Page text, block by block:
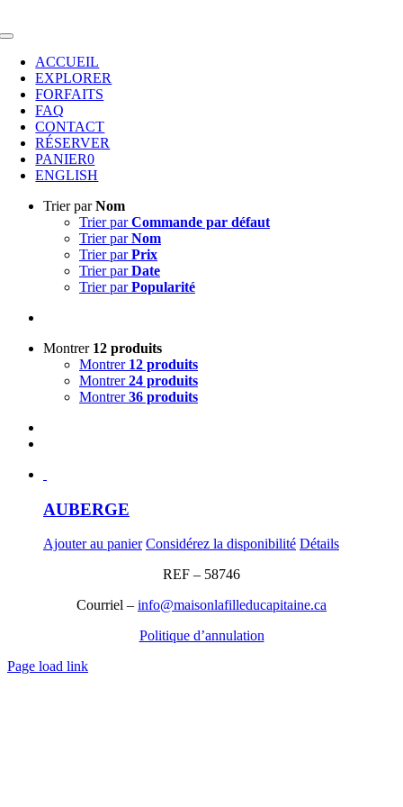
au
Toggle
NavigationACCUEIL
EXPLORER
FORFAITS
FAQ
CONTACT
RÉSERVER
PANIER0
ENGLISH
Trier parNom
Trier parCommande par défaut
Trier parNom
Trier parPrix
Trier parDate
Trier parPopularité
Montrer 12 produits
Montrer 12 produits
Montrer24 produits
Montrer36 produits
AUBERGE
Ajouter au panier Considérez la disponibilité Détails
REF – 58746
Courriel – info@maisonlafilleducapitaine.ca
Politique d’annulation
Page load link